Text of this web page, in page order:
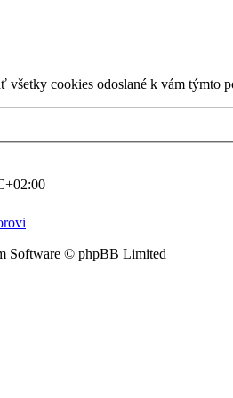
všetky cookies odoslané k vám týmto
Software © phpBB Limited